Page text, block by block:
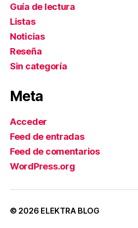
Guía de lectura
Listas
Noticias
Reseña
Sin categoría
Meta
Acceder
Feed de entradas
Feed de comentarios
WordPress.org
© 2026 ELEKTRA BLOG